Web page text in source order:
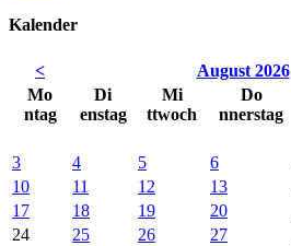
Kalender
< August 2026
Mo
ntag
Di
enstag
Mi
ttwoch
Do
nnerstag
3
4 5 6
10
11 12 13
17
18 19 20
24
25 26 27